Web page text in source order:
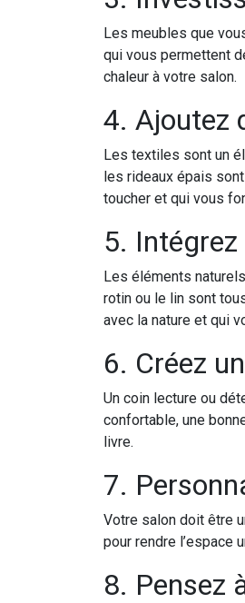
Les meubles que
qui vous permettent
chaleur à votre salon.
4. Ajoutez
Les textiles sont un
les rideaux épais
toucher et qui vous
5.
Les éléments
rotin ou le lin sont
avec la nature et qui
6. Créez
Un coin lecture ou
confortable, une
livre.
7.
Votre salon doit être
pour rendre l’espace
8. Pensez